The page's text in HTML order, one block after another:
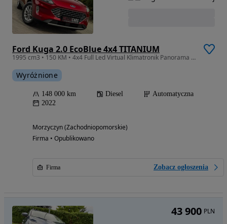
Ford Kuga 2.0 EcoBlue 4x4 TITANIUM
1995 cm3 • 150 KM • 4x4 Full Led Virtual Klimatronik Panorama Blis Kamery Serwis Gwarancja
Wyróżnione
148 000 km Diesel
Automatyczna
2022
Morzyczyn (Zachodniopomorskie)
Firma • Opublikowano
Firma Zobacz ogłoszenia
43 900 PLN